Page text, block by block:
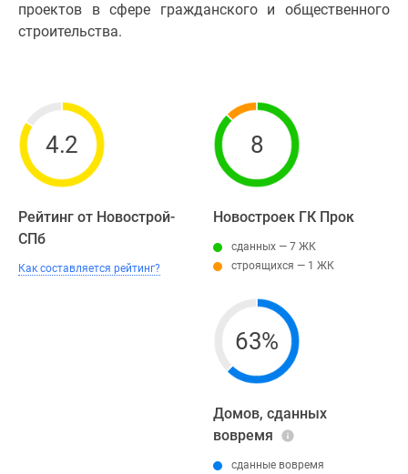
проектов в сфере гражданского и общественного
строительства.
4.2
Рейтинг от Новострой-
СПб
Как составляется рейтинг?
8
Новостроек ГК Прок
сданных — 7 ЖК
строящихся — 1 ЖК
63%
Домов, сданных
вовремя
сданные вовремя